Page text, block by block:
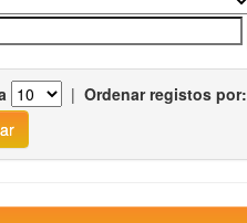
| Ordenar registos por: